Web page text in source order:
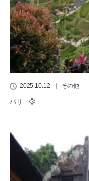
2025.10.12 その他
バリ ③